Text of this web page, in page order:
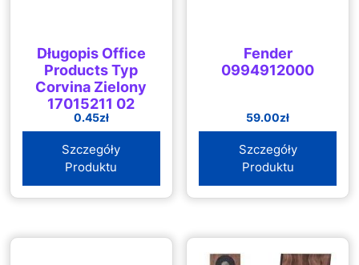
Długopis Office
Products Typ
Corvina Zielony
17015211 02
0.45zł
Szczegóły
Produktu
Fender
0994912000
59.00zł
Szczegóły
Produktu